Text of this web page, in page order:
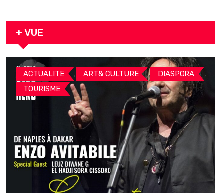
arrestation
+ VUE
ACTUALITE , ART& CULTURE , DIASPORA ,
TOURISME